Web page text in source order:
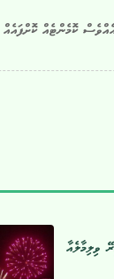
ކޮމެންޓެއް ކޮށްފައެއް
ވިލިމާލެއާ